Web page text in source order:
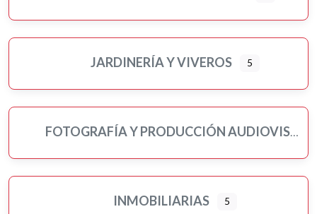
JARDINERÍA Y VIVEROS 5
FOTOGRAFÍA Y PRODUCCIÓN AUDIOVISUAL
INMOBILIARIAS 5